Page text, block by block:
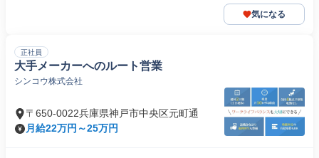
気になる
正社員
大手メーカーへのルート営業
シンコウ株式会社
〒650-0022兵庫県神戸市中央区元町通
月給22万円～25万円